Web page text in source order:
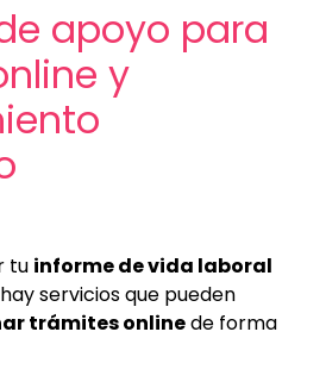
apoyo para
y
tu informe de vida laboral
servicios que pueden
trámites onlinede forma